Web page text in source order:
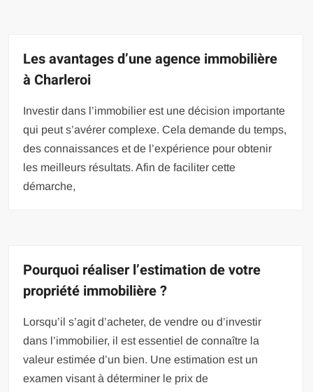
Les avantages d’une agence immobilière
à Charleroi
Investir dans l’immobilier est une décision importante
qui peut s’avérer complexe. Cela demande du temps,
des connaissances et de l’expérience pour obtenir
les meilleurs résultats. Afin de faciliter cette
démarche,
Pourquoi réaliser l’estimation de votre
propriété immobilière ?
Lorsqu’il s’agit d’acheter, de vendre ou d’investir
dans l’immobilier, il est essentiel de connaître la
valeur estimée d’un bien. Une estimation est un
examen visant à déterminer le prix de